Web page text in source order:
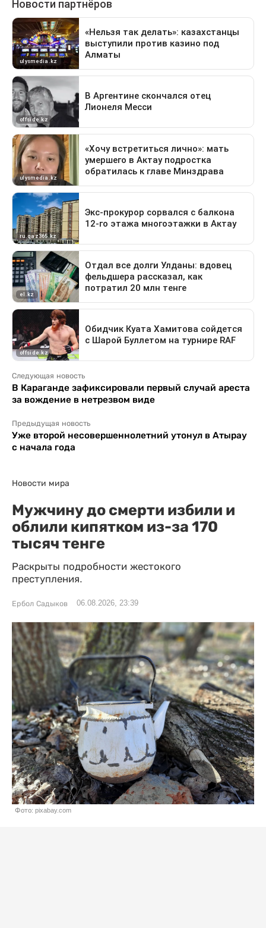
Следующая новость
В Караганде зафиксировали первый случай ареста
за вождение в нетрезвом виде
Предыдущая новость
Уже второй несовершеннолетний утонул в Атырау
с начала года
Новости мира
Мужчину до смерти избили и
облили кипятком из-за 170
тысяч тенге
Раскрыты подробности жестокого
преступления.
Ербол Садыков 06.08.2026, 23:39
Фото: pixabay.com